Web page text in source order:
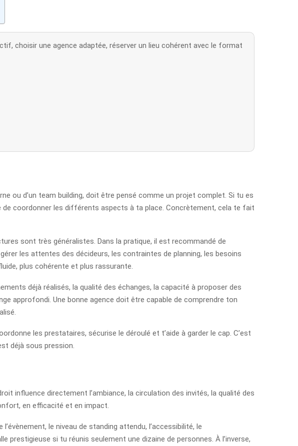
choisir une agence adaptée, réserver un lieu cohérent avec le format
ou d’un team building, doit être pensé comme un projet complet. Si tu es
de coordonner les différents aspects à ta place. Concrètement, cela te fait
sont très généralistes. Dans la pratique, il est recommandé de
les attentes des décideurs, les contraintes de planning, les besoins
plus cohérente et plus rassurante.
déjà réalisés, la qualité des échanges, la capacité à proposer des
approfondi. Une bonne agence doit être capable de comprendre ton
les prestataires, sécurise le déroulé et t’aide à garder le cap. C’est
déjà sous pression.
influence directement l’ambiance, la circulation des invités, la qualité des
en efficacité et en impact.
le niveau de standing attendu, l’accessibilité, le
si tu réunis seulement une dizaine de personnes. À l’inverse,